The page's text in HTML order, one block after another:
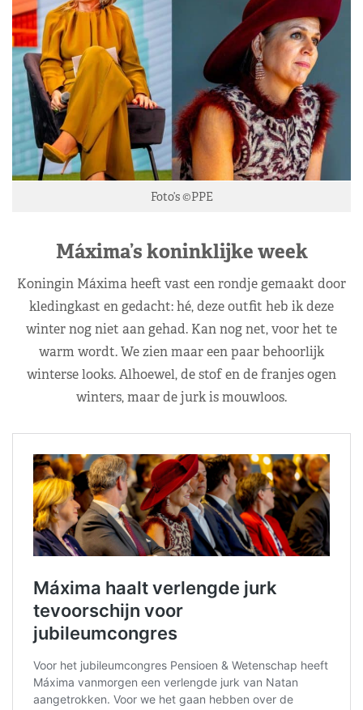
Foto’s ©PPE
Máxima’s koninklijke week
Koningin Máxima heeft vast een rondje gemaakt door
kledingkast en gedacht: hé, deze outfit heb ik deze
winter nog niet aan gehad. Kan nog net, voor het te
warm wordt. We zien maar een paar behoorlijk
winterse looks. Alhoewel, de stof en de franjes ogen
winters, maar de jurk is mouwloos.